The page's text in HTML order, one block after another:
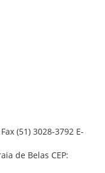
Fax (51) 3028-3792 E-
de Belas CEP: